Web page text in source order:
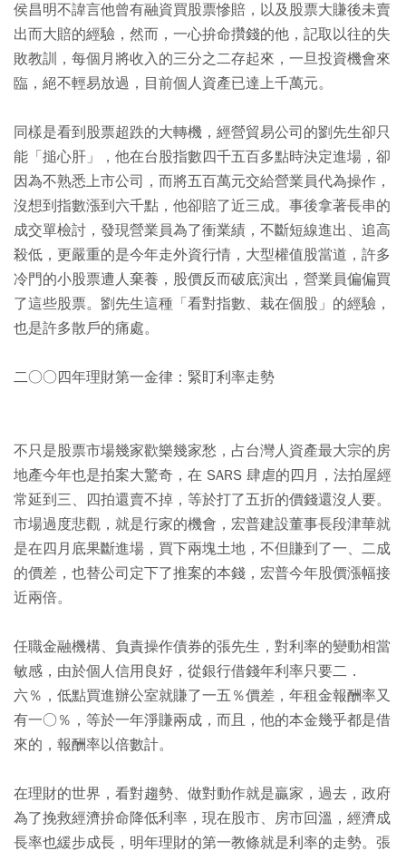
侯昌明不諱言他曾有融資買股票慘賠，以及股票大賺後未賣
出而大賠的經驗，然而，一心拚命攢錢的他，記取以往的失
敗教訓，每個月將收入的三分之二存起來，一旦投資機會來
臨，絕不輕易放過，目前個人資產已達上千萬元。
同樣是看到股票超跌的大轉機，經營貿易公司的劉先生卻只
能「搥心肝」，他在台股指數四千五百多點時決定進場，卻
因為不熟悉上市公司，而將五百萬元交給營業員代為操作，
沒想到指數漲到六千點，他卻賠了近三成。事後拿著長串的
成交單檢討，發現營業員為了衝業績，不斷短線進出、追高
殺低，更嚴重的是今年走外資行情，大型權值股當道，許多
冷門的小股票遭人棄養，股價反而破底演出，營業員偏偏買
了這些股票。劉先生這種「看對指數、栽在個股」的經驗，
也是許多散戶的痛處。
二○○四年理財第一金律：緊盯利率走勢
不只是股票市場幾家歡樂幾家愁，占台灣人資產最大宗的房
地產今年也是拍案大驚奇，在 SARS 肆虐的四月，法拍屋經
常延到三、四拍還賣不掉，等於打了五折的價錢還沒人要。
市場過度悲觀，就是行家的機會，宏普建設董事長段津華就
是在四月底果斷進場，買下兩塊土地，不但賺到了一、二成
的價差，也替公司定下了推案的本錢，宏普今年股價漲幅接
近兩倍。
任職金融機構、負責操作債券的張先生，對利率的變動相當
敏感，由於個人信用良好，從銀行借錢年利率只要二．
六％，低點買進辦公室就賺了一五％價差，年租金報酬率又
有一○％，等於一年淨賺兩成，而且，他的本金幾乎都是借
來的，報酬率以倍數計。
在理財的世界，看對趨勢、做對動作就是贏家，過去，政府
為了挽救經濟拚命降低利率，現在股市、房市回溫，經濟成
長率也緩步成長，明年理財的第一教條就是利率的走勢。張